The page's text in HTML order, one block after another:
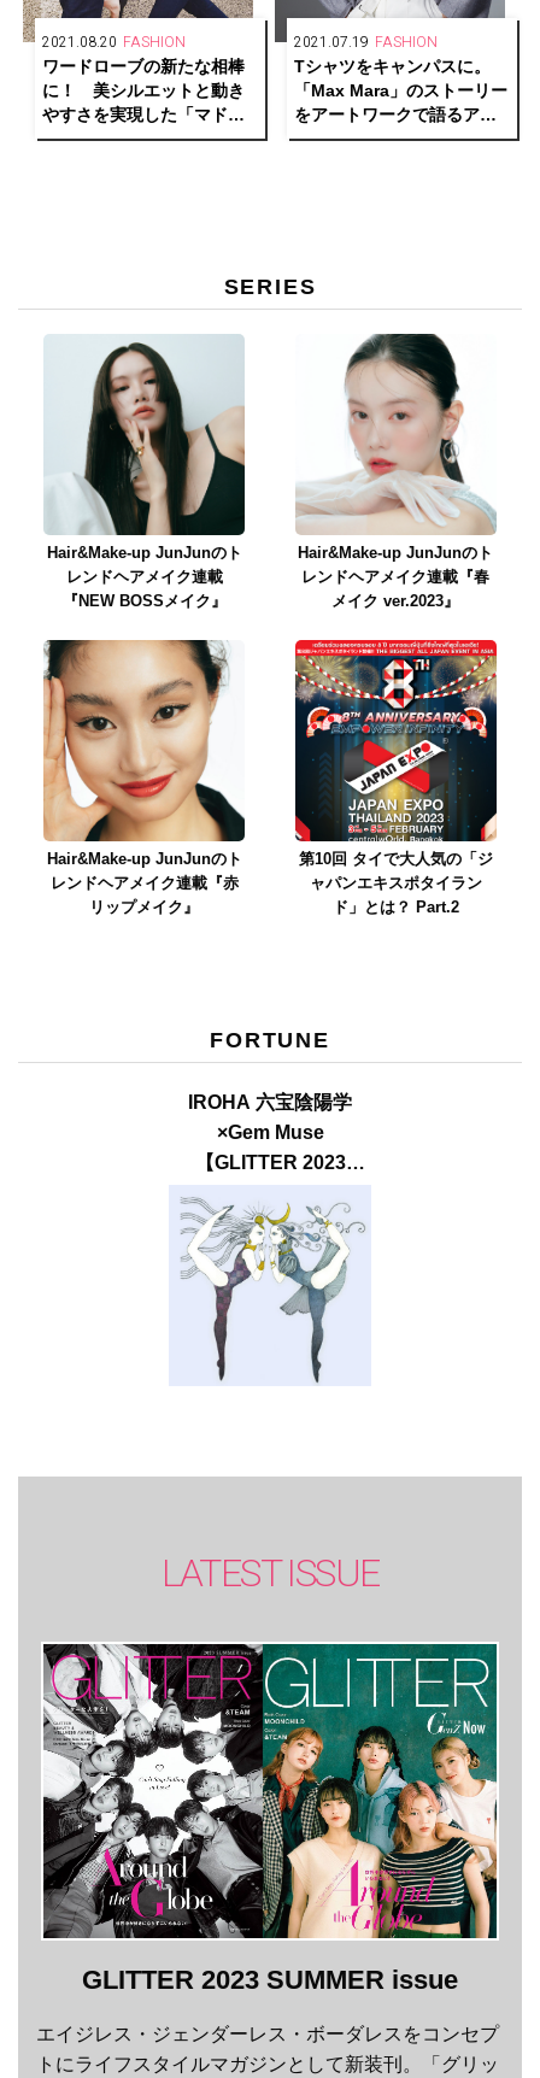
2021.08.20 FASHION
ワードローブの新たな相棒
に！ 美シルエットと動き
やすさを実現した「マドモ
アゼル ジーンズ」がデビュ
2021.07.19 FASHION
Tシャツをキャンパスに。
「Max Mara」のストーリー
をアートワークで語るアニ
バーサリー カプセル コレク
SERIES
Hair&Make-up JunJunのト
レンドヘアメイク連載
『NEW BOSSメイク』
Hair&Make-up JunJunのト
レンドヘアメイク連載『春
メイク ver.2023』
Hair&Make-up JunJunのト
レンドヘアメイク連載『赤
リップメイク』
第10回 タイで大人気の「ジ
ャパンエキスポタイラン
ド」とは？ Part.2
FORTUNE
IROHA 六宝陰陽学
×Gem Muse
【GLITTER 2023
SUMMER issue】
LATEST ISSUE
GLITTER 2023 SUMMER issue
エイジレス・ジェンダーレス・ボーダレスをコンセプ
トにライフスタイルマガジンとして新装刊。「グリッ